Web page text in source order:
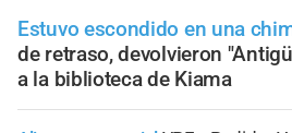
Estuvo escondido en una
de retraso, devolvieron
a la biblioteca de Kiama